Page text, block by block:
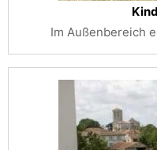
Im Außenbereich